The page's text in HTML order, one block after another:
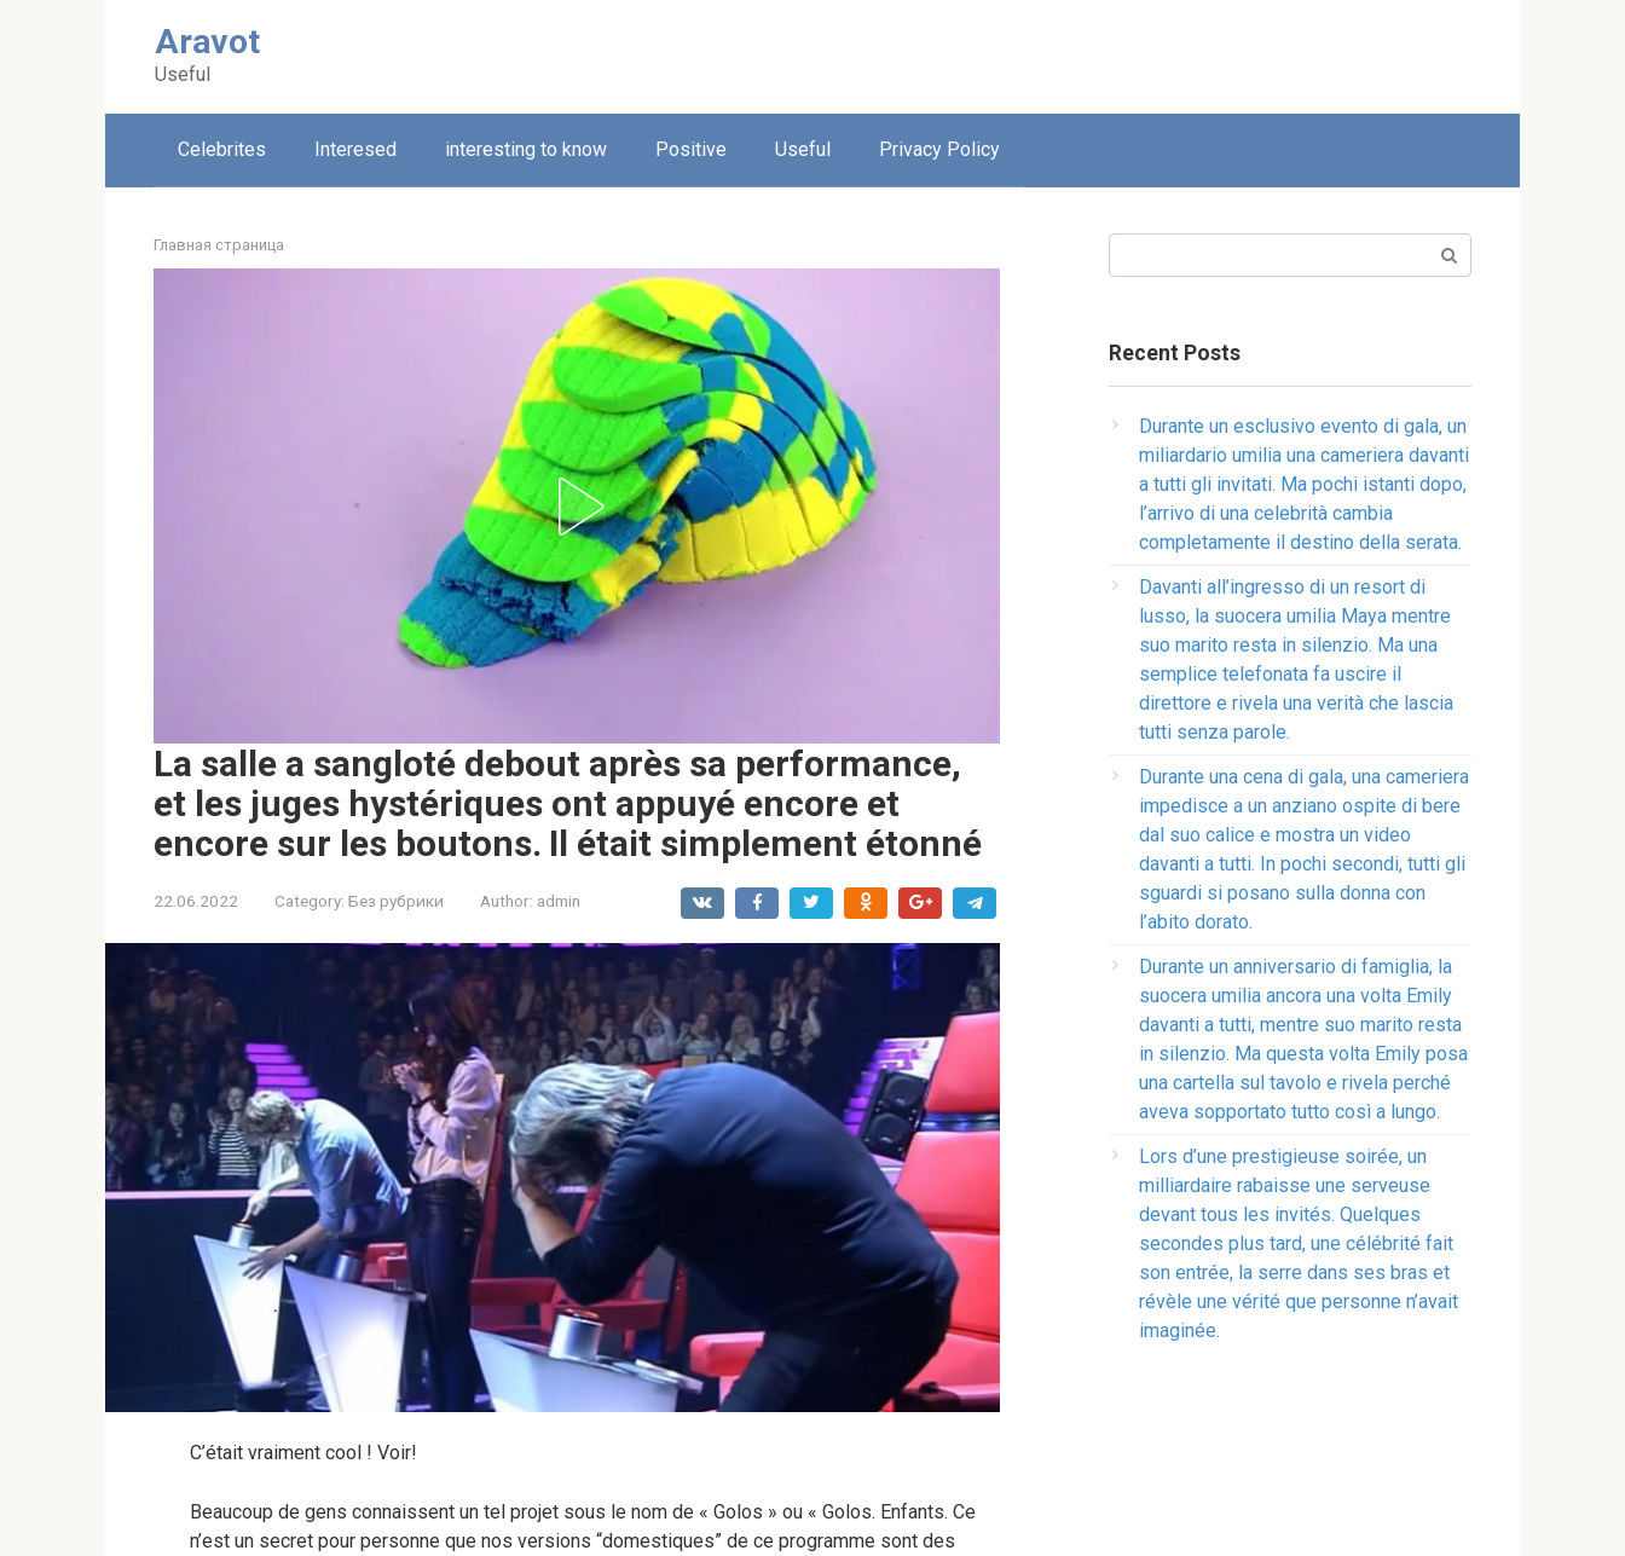
Aravot
Useful
Celebrites Interesed interesting to know Positive Useful Privacy Policy
Главная страница
La salle a sangloté debout après sa performance,
et les juges hystériques ont appuyé encore et
encore sur les boutons․ Il était simplement étonné
22.06.2022 Category: Без рубрики Author: admin
C’était vraiment cool ! Voir!
Beaucoup de gens connaissent un tel projet sous le nom de « Golos » ou « Golos. Enfants. Ce
n’est un secret pour personne que nos versions “domestiques” de ce programme sont des
Recent Posts
Durante un esclusivo evento di gala, un
miliardario umilia una cameriera davanti
a tutti gli invitati. Ma pochi istanti dopo,
l’arrivo di una celebrità cambia
completamente il destino della serata.
Davanti all’ingresso di un resort di
lusso, la suocera umilia Maya mentre
suo marito resta in silenzio. Ma una
semplice telefonata fa uscire il
direttore e rivela una verità che lascia
tutti senza parole.
Durante una cena di gala, una cameriera
impedisce a un anziano ospite di bere
dal suo calice e mostra un video
davanti a tutti. In pochi secondi, tutti gli
sguardi si posano sulla donna con
l’abito dorato.
Durante un anniversario di famiglia, la
suocera umilia ancora una volta Emily
davanti a tutti, mentre suo marito resta
in silenzio. Ma questa volta Emily posa
una cartella sul tavolo e rivela perché
aveva sopportato tutto così a lungo.
Lors d’une prestigieuse soirée, un
milliardaire rabaisse une serveuse
devant tous les invités. Quelques
secondes plus tard, une célébrité fait
son entrée, la serre dans ses bras et
révèle une vérité que personne n’avait
imaginée.